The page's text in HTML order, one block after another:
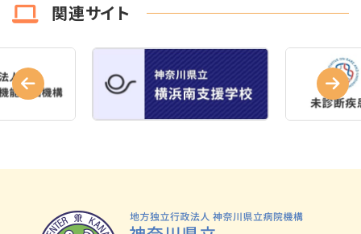
関連サイト